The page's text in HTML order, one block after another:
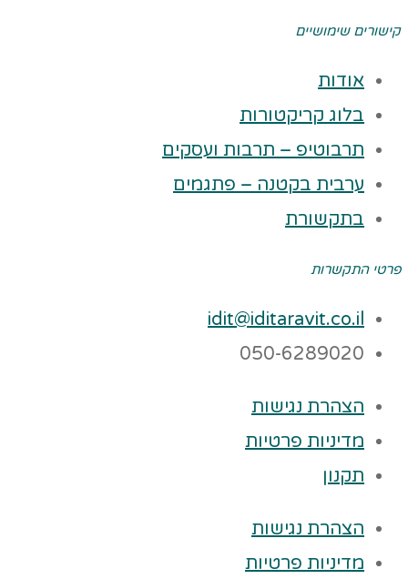
קישורים שימושיים
אודות
בלוג קריקטורות
תרבוטיפ – תרבות ועסקים
ערבית בקטנה – פתגמים
בתקשורת
פרטי התקשרות
idit@iditaravit.co.il
050-6289020
הצהרת נגישות
מדיניות פרטיות
תקנון
הצהרת נגישות
מדיניות פרטיות